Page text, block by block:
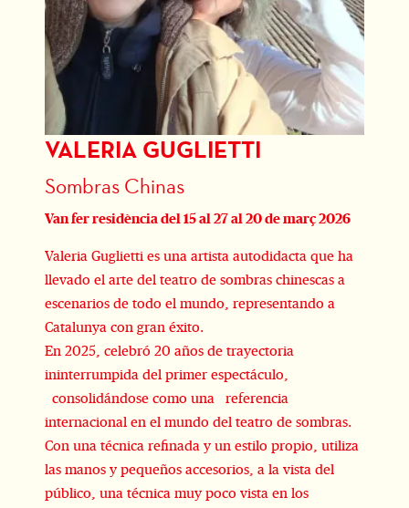
Diapositiva 2 de 3
VALERIA GUGLIETTI
Sombras Chinas
Van fer residència del 15 al 27 al 20 de març 2026
Valeria Guglietti es una artista autodidacta que ha
llevado el arte del teatro de sombras chinescas a
escenarios de todo el mundo, representando a
Catalunya con gran éxito.
En 2025, celebró 20 años de trayectoria
ininterrumpida del primer espectáculo,
consolidándose como una referencia
internacional en el mundo del teatro de sombras.
Con una técnica refinada y un estilo propio, utiliza
las manos y pequeños accesorios, a la vista del
público, una técnica muy poco vista en los